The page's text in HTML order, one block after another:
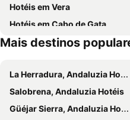
Estación recreativa Puerto de la Ragua
Baño árabe. Centro de interpretación El Agua en Al-Andalus
Museo de Fotografía de Yegen
Las Salinas
Museo Arqueológico Provincial de Almería
Puerto de Almería
Hotéis em Vera
Hotéis em Cabo de Gata
Mais destinos
La Herradura, Andaluzia Hotéis
Salobrena, Andaluzia Hotéis
Güéjar Sierra, Andaluzia Hotéis